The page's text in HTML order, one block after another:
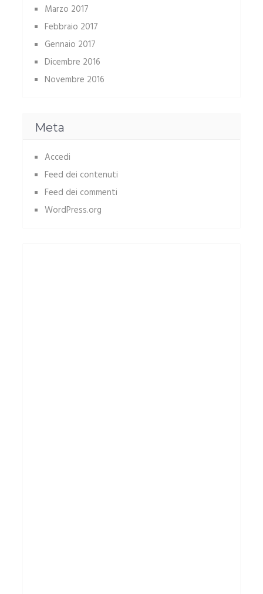
Marzo 2017
Febbraio 2017
Gennaio 2017
Dicembre 2016
Novembre 2016
Meta
Accedi
Feed dei contenuti
Feed dei commenti
WordPress.org